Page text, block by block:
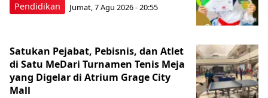
Pendidikan Jumat, 7 Agu 2026 - 20:55
Satukan Pejabat, Pebisnis, dan Atlet
di Satu MeDari Turnamen Tenis Meja
yang Digelar di Atrium Grage City
Mall